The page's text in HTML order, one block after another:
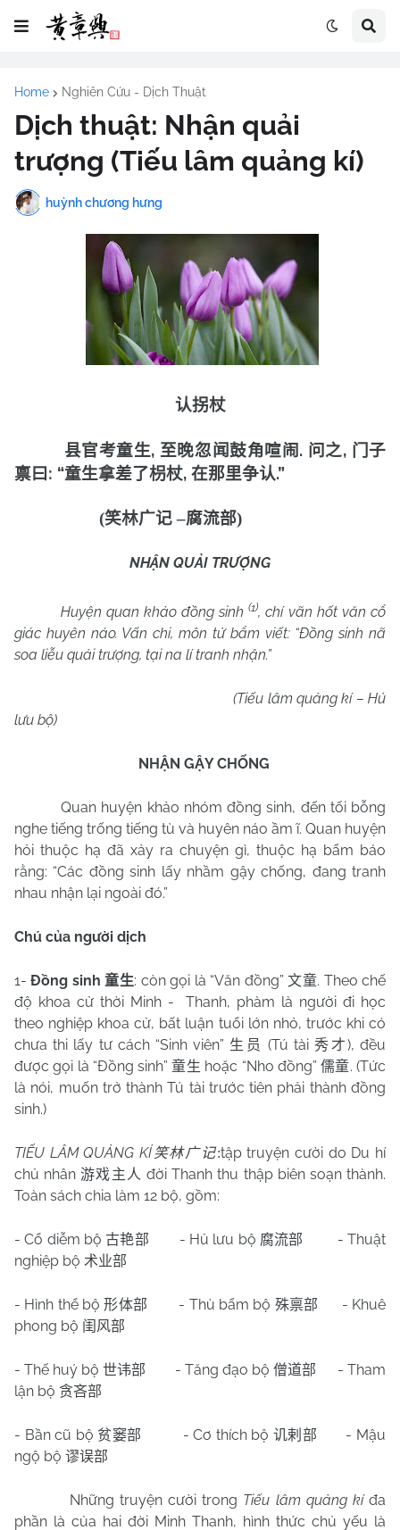
Home Nghiên Cứu - Dịch Thuật
Dịch thuật: Nhận quải
trượng (Tiếu lâm quảng kí)
huỳnh chương hưng
认拐杖
县官考童生, 至晚忽闻鼓角喧闹. 问之, 门子
禀曰 : “童生拿差了枴杖, 在那里争认.”
(笑林广记–腐流部)
NHẬN QUẢI TRƯỢNG
Huyện quan khảo đồng sinh(1), chí vãn hốt văn cổ
giác huyên náo. Vấn chi, môn tử bẩm viết: “Đồng sinh nã
soa liễu quải trượng, tại na lí tranh nhận.”
(Tiếu lâm quảng kí – Hủ
lưu bộ)
NHẬN GẬY CHỐNG
Quan huyện khảo nhóm đồng sinh, đến tối bỗng
nghe tiếng trống tiếng tù và huyên náo ầm ĩ. Quan huyện
hỏi thuộc hạ đã xảy ra chuyện gì, thuộc hạ bẩm báo
rằng: “Các đồng sinh lấy nhầm gậy chống, đang tranh
nhau nhận lại ngoài đó.”
Chú của người dịch
1-Đồng sinh童生: còn gọi là “Văn đồng”文童. Theo chế
độ khoa cử thời Minh -
Thanh, phàm là người đi học
theo nghiệp khoa cử, bất luận tuổi lớn nhỏ, trước khi có
chưa thi lấy tư cách “Sinh viên” 生员 (Tú tài秀才), đều
được gọi là “Đồng sinh”童生 hoặc “Nho đồng”儒童. (Tức
là nói, muốn trở thành Tú tài trước tiên phải thành đồng
sinh.)
TIẾU LÂM QUẢNG KÍ 笑林广记:tập truyện cười do Du hí
chủ nhân游戏主人 đời Thanh thu thập biên soạn thành.
Toàn sách chia làm 12 bộ, gồm:
- Cổ diễm bộ 古艳部 - Hủ lưu bộ 腐流部
- Thuật
nghiệp bộ 术业部
- Hình thể bộ形体部 - Thù bẩm bộ 殊禀部
- Khuê
phong bộ 闺风部
- Thế huý bộ世讳部 - Tăng đạo bộ 僧道部
- Tham
lận bộ 贪吝部
- Bần cũ bộ 贫窭部 - Cơ thích bộ 讥剌部
- Mậu
ngộ bộ 谬误部
Những truyện cười trong Tiếu lâm quảng kíđa
phần là của hai đời Minh Thanh, hình thức chủ yếu là